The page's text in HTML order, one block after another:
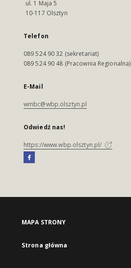
ul. 1 Maja 5
10-117 Olsztyn
Telefon
089 524 90 32 (sekretariat)
089 524 90 48 (Pracownia Regionalna)
E-Mail
wmbc@wbp.olsztyn.pl
Odwiedź nas!
https://www.wbp.olsztyn.pl/
MAPA STRONY
Strona główna